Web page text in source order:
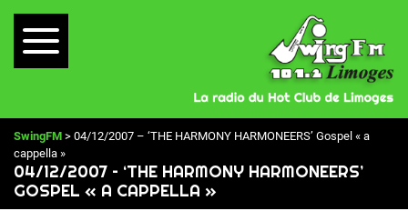
SwingFM > 04/12/2007 – ‘THE HARMONY HARMONEERS’ Gospel « a
cappella »
04/12/2007 – ‘THE HARMONY HARMONEERS’
GOSPEL « A CAPPELLA »